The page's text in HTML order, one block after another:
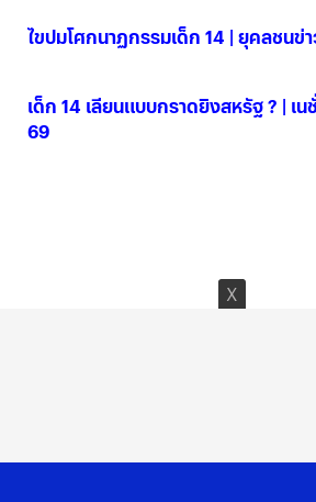
ไขปมโศกนาฏกรรมเด็ก 14 | ยุคลชนข่
เด็ก 14 เลียนแบบกราดยิงสหรัฐ ? | เ
69